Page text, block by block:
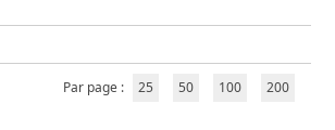
Par page : 25 50 100 200